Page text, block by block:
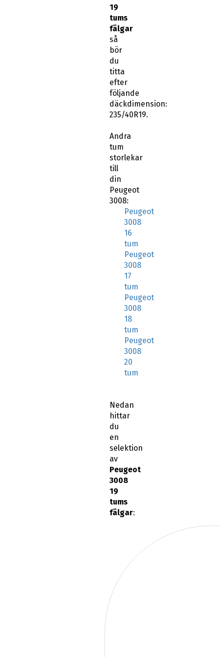
19
tums
fälgar
så
bör
du
titta
efter
följande
däckdimension:
235/40R19.
Andra
tum
storlekar
till
din
Peugeot
3008:
Peugeot
3008
16
tum
Peugeot
3008
17
tum
Peugeot
3008
18
tum
Peugeot
3008
20
tum
Nedan
hittar
du
en
selektion
av
Peugeot
3008
19
tums
fälgar: